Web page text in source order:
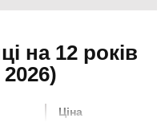
на 12 років
Ціна